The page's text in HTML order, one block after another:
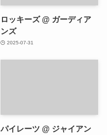
ロッキーズ @ ガーディア
ンズ
2025-07-31
パイレーツ @ ジャイアン